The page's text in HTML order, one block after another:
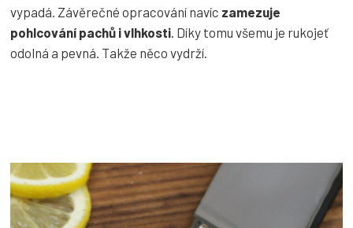
vypadá. Závěrečné opracování navíc zamezuje
pohlcování pachů i vlhkosti . Díky tomu všemu je rukojeť
odolná a pevná. Takže něco vydrží.